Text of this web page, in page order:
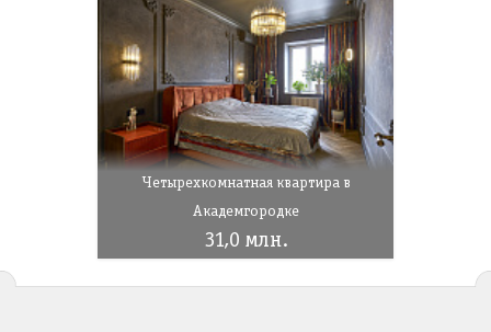
Четырехкомнатная квартира в
Академгородке
31,0 млн.